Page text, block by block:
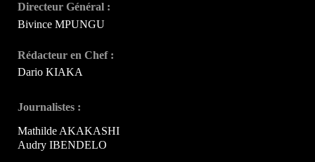
Directeur Général :
Bivince MPUNGU
Rédacteur en Chef :
Dario KIAKA
Journalistes :
Mathilde AKAKASHI
Audry IBENDELO